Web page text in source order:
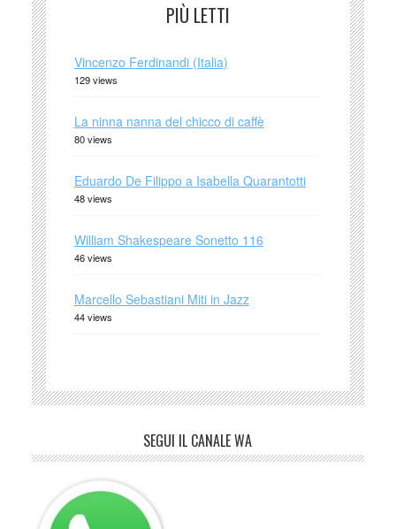
PIÙ LETTI
Vincenzo Ferdinandi (Italia)
129 views
La ninna nanna del chicco di caffè
80 views
Eduardo De Filippo a Isabella Quarantotti
48 views
William Shakespeare Sonetto 116
46 views
Marcello Sebastiani Miti in Jazz
44 views
SEGUI IL CANALE WA